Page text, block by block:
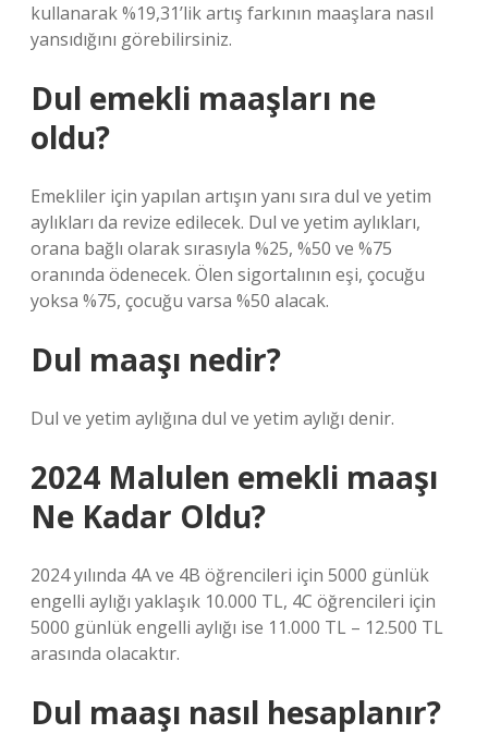
kullanarak %19,31’lik artış farkının maaşlara nasıl
yansıdığını görebilirsiniz.
Dul emekli maaşları ne
oldu?
Emekliler için yapılan artışın yanı sıra dul ve yetim
aylıkları da revize edilecek. Dul ve yetim aylıkları,
orana bağlı olarak sırasıyla %25, %50 ve %75
oranında ödenecek. Ölen sigortalının eşi, çocuğu
yoksa %75, çocuğu varsa %50 alacak.
Dul maaşı nedir?
Dul ve yetim aylığına dul ve yetim aylığı denir.
2024 Malulen emekli maaşı
Ne Kadar Oldu?
2024 yılında 4A ve 4B öğrencileri için 5000 günlük
engelli aylığı yaklaşık 10.000 TL, 4C öğrencileri için
5000 günlük engelli aylığı ise 11.000 TL – 12.500 TL
arasında olacaktır.
Dul maaşı nasıl hesaplanır?